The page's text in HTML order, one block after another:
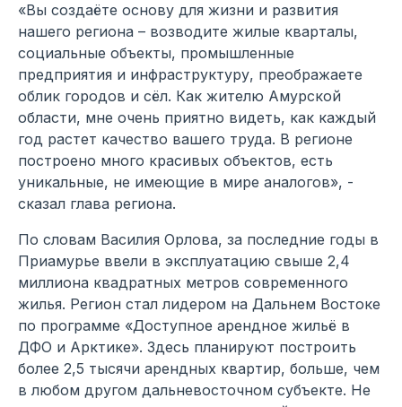
«Вы создаёте основу для жизни и развития
нашего региона – возводите жилые кварталы,
социальные объекты, промышленные
предприятия и инфраструктуру, преображаете
облик городов и сёл. Как жителю Амурской
области, мне очень приятно видеть, как каждый
год растет качество вашего труда. В регионе
построено много красивых объектов, есть
уникальные, не имеющие в мире аналогов», -
сказал глава региона.
По словам Василия Орлова, за последние годы в
Приамурье ввели в эксплуатацию свыше 2,4
миллиона квадратных метров современного
жилья. Регион стал лидером на Дальнем Востоке
по программе «Доступное арендное жильё в
ДФО и Арктике». Здесь планируют построить
более 2,5 тысячи арендных квартир, больше, чем
в любом другом дальневосточном субъекте. Не